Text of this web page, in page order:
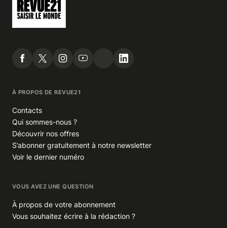
À PROPOS DE REVUE21
Contacts
Qui sommes-nous ?
Découvrir nos offres
S’abonner gratuitement à notre newsletter
Voir le dernier numéro
VOUS AVEZ UNE QUESTION
À propos de votre abonnement
Vous souhaitez écrire à la rédaction ?